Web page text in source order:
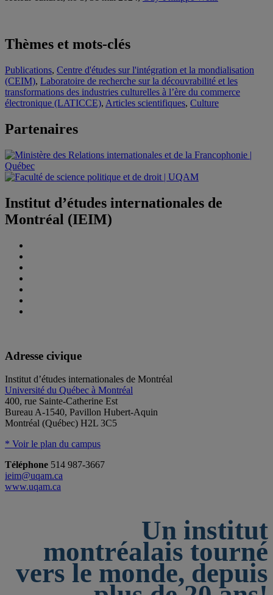
Thèmes et mots-clés
Publications, Centre d'études sur l'intégration et la mondialisation
(CEIM), Laboratoire de recherche sur la découvrabilité et les
transformations des industries culturelles à l’ère du commerce
électronique (LATICCE), Articles scientifiques, Culture
Partenaires
Institut d’études internationales de
Montréal (IEIM)
Adresse civique
Institut d’études internationales de Montréal
Université du Québec à Montréal
400, rue Sainte-Catherine Est
Bureau A-1540, Pavillon Hubert-Aquin
Montréal (Québec) H2L 3C5
* Voir le plan du campus
Téléphone 514 987-3667
ieim@uqam.ca
www.uqam.ca
Un institut
montréalais tourné
vers le monde, depuis